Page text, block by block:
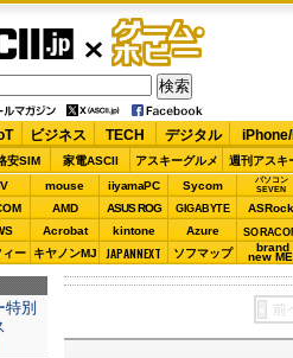
ゲーム・
ホビー
ビジネス TECH デジタル
安SIM 家電ASCII アスキーグルメ 週刊アスキ
mouse iiyamaPC Sycom
パソコン
SEVEN
AMD ASUS ROG GIGABYTE ASRock
Acrobat kintone Azure
ィー キヤノンMJ JAPANNEXT ソフマップ brand
new
前
特別